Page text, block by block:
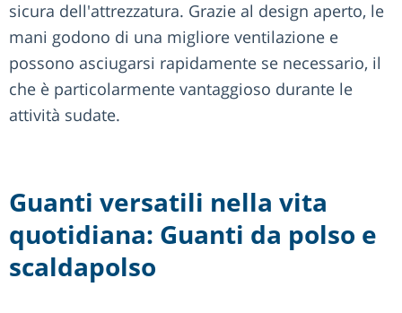
sicura dell'attrezzatura. Grazie al design aperto, le
mani godono di una migliore ventilazione e
possono asciugarsi rapidamente se necessario, il
che è particolarmente vantaggioso durante le
attività sudate.
Guanti versatili nella vita
quotidiana: Guanti da polso e
scaldapolso